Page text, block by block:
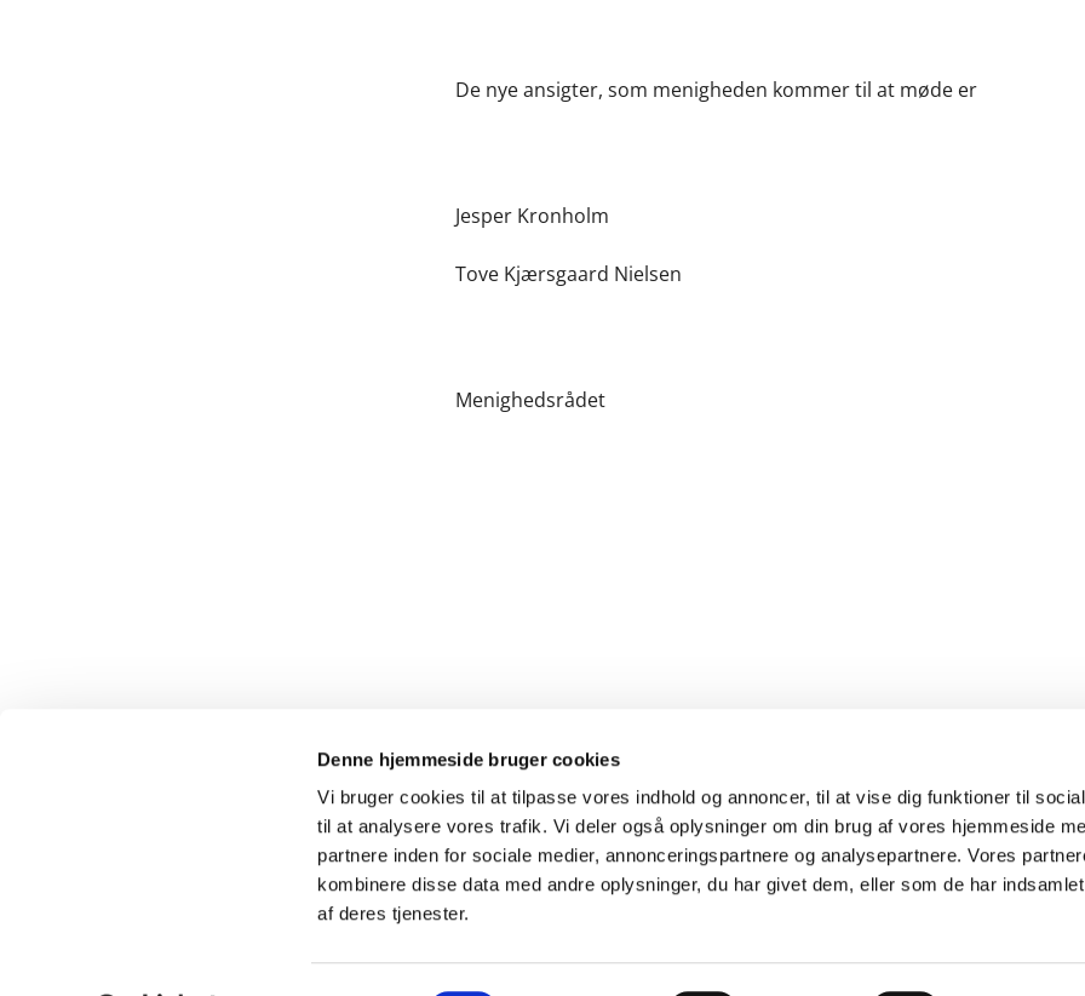
Denne hjemmeside bruger cookies
Vi bruger cookies til at tilpasse vores indhold og annoncer, til at vise dig funktioner til
til at analysere vores trafik. Vi deler også oplysninger om din brug af vores hjemmeside
partnere inden for sociale medier, annonceringspartnere og analysepartnere. Vores
kombinere disse data med andre oplysninger, du har givet dem, eller som de har
af deres tjenester.
De nye ansigter, som menigheden kommer til at møde er
Jesper Kronholm
Tove Kjærsgaard Nielsen
Menighedsrådet
Kontakt Cookiepolitik Tilgængelighedserklæring